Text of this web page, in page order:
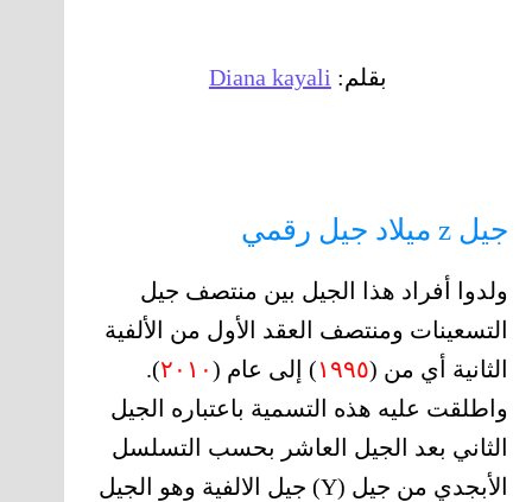
بقلم: Diana kayali
جيل z ميلاد جيل رقمي
ولدوا أفراد هذا الجيل بين منتصف جيل
التسعينات ومنتصف العقد الأول من الألفية
الثانية أي من (١٩٩٥) إلى عام (٢٠١٠).
واطلقت عليه هذه التسمية باعتباره الجيل
الثاني بعد الجيل العاشر بحسب التسلسل
الأبجدي من جيل (Y) جيل الالفية وهو الجيل